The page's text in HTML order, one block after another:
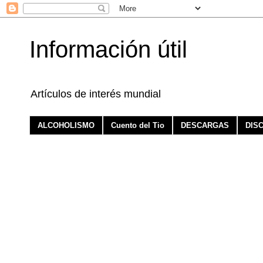
Información útil
Artículos de interés mundial
ALCOHOLISMO Cuento del Tio DESCARGAS